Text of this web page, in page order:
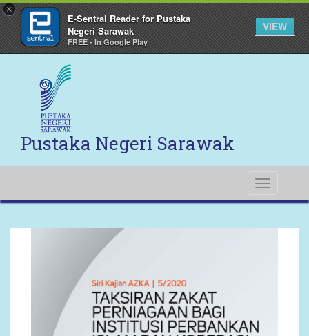
×
E-Sentral Reader for Pustaka
Negeri Sarawak
FREE - In Google Play
VIEW
Pustaka Negeri Sarawak
Toggle